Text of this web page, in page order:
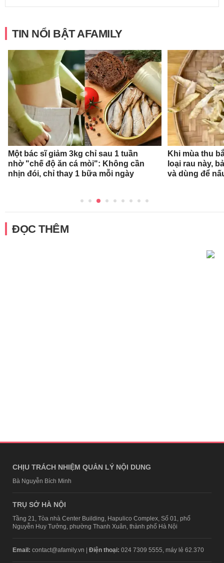
TIN NỔI BẬT AFAMILY
Một bác sĩ giảm 3kg chỉ sau 1 tuần
nhờ "chế độ ăn cá mòi": Không cần
nhịn đói, chỉ thay 1 bữa mỗi ngày
Khi mùa thu
loại rau này,
và dùng để
ĐỌC THÊM
CHỊU TRÁCH NHIỆM QUẢN LÝ NỘI DUNG
Bà Nguyễn Bích Minh
TRỤ SỞ HÀ NỘI
Tầng 21, Tòa nhà Center Building, Hapulico Complex, Số 01, phố
Nguyễn Huy Tưởng, phường Thanh Xuân, thành phố Hà Nội
Email: contact@afamily.vn | Điện thoại: 024 7309 5555, máy lẻ 62.370